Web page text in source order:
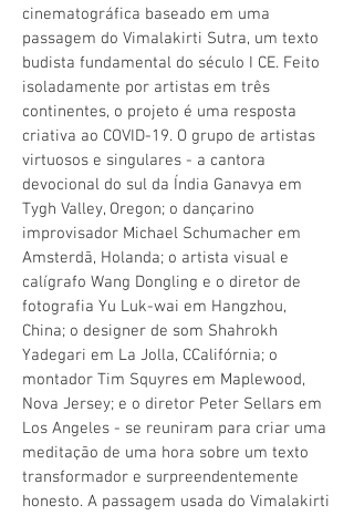
cinematográfica baseado em uma
passagem do Vimalakirti Sutra, um texto
budista fundamental do século I CE. Feito
isoladamente por artistas em três
continentes, o projeto é uma resposta
criativa ao COVID-19. O grupo de artistas
virtuosos e singulares - a cantora
devocional do sul da Índia Ganavya em
Tygh Valley, Oregon; o dançarino
improvisador Michael Schumacher em
Amsterdã, Holanda; o artista visual e
calígrafo Wang Dongling e o diretor de
fotografia Yu Luk-wai em Hangzhou,
China; o designer de som Shahrokh
Yadegari em La Jolla, CCalifórnia; o
montador Tim Squyres em Maplewood,
Nova Jersey; e o diretor Peter Sellars em
Los Angeles - se reuniram para criar uma
meditação de uma hora sobre um texto
transformador e surpreendentemente
honesto. A passagem usada do Vimalakirti